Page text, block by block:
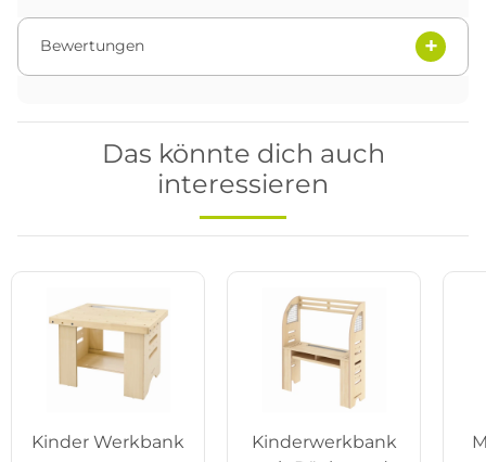
Bewertungen
Das könnte dich auch
interessieren
Kinder Werkbank
Kinderwerkbank